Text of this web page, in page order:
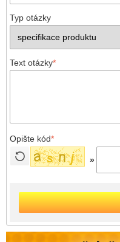
Typ otázky
Text otázky*
Opište kód*
»